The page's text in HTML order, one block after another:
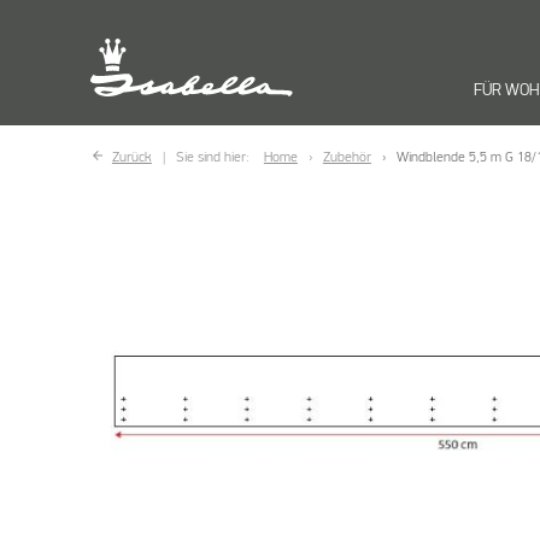
FÜR
Zurück Sie sind hier: Home Zubehör Windblende 5,5 m G 18/